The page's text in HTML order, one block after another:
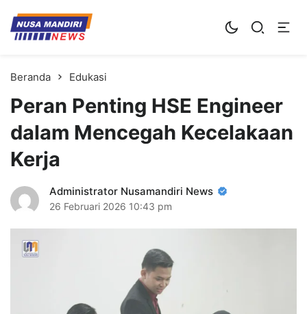
Kampus Digital Bisnis
Universitas Nusa Mandiri
Beranda Edukasi
Peran Penting HSE Engineer
dalam Mencegah Kecelakaan
Kerja
Administrator Nusamandiri News
26 Februari 2026 10:43 pm